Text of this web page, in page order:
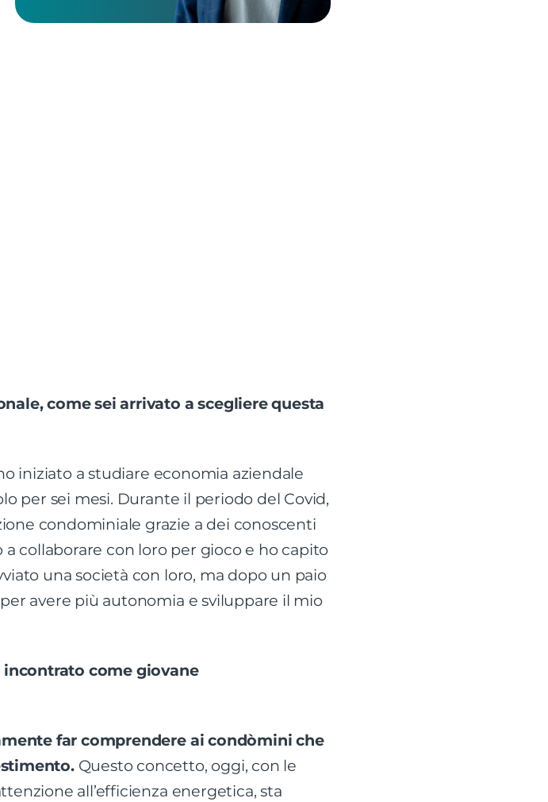
come sei arrivato a scegliere questa
iniziato a studiare economia aziendale
per sei mesi. Durante il periodo del Covid,
condominiale grazie a dei conoscenti
collaborare con loro per gioco e ho capito
una società con loro, ma dopo un paio
avere più autonomia e sviluppare il mio
incontrato come giovane
far comprendere ai condòmini che
Questo concetto, oggi, con le
all’efficienza energetica, sta